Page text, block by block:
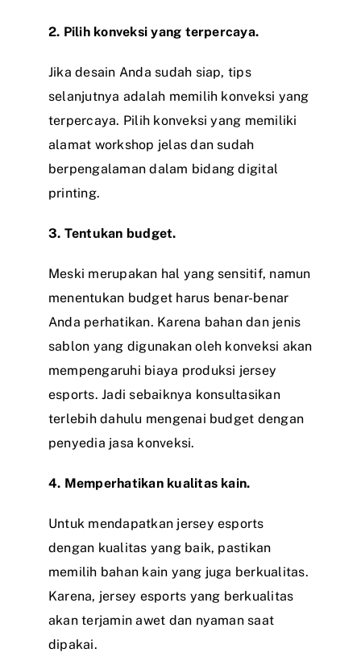
2. Pilih konveksi yang terpercaya.
Jika desain Anda sudah siap, tips
selanjutnya adalah memilih konveksi yang
terpercaya. Pilih konveksi yang memiliki
alamat workshop jelas dan sudah
berpengalaman dalam bidang digital
printing.
3. Tentukan budget.
Meski merupakan hal yang sensitif, namun
menentukan budget harus benar-benar
Anda perhatikan. Karena bahan dan jenis
sablon yang digunakan oleh konveksi akan
mempengaruhi biaya produksi jersey
esports. Jadi sebaiknya konsultasikan
terlebih dahulu mengenai budget dengan
penyedia jasa konveksi.
4. Memperhatikan kualitas kain.
Untuk mendapatkan jersey esports
dengan kualitas yang baik, pastikan
memilih bahan kain yang juga berkualitas.
Karena, jersey esports yang berkualitas
akan terjamin awet dan nyaman saat
dipakai.